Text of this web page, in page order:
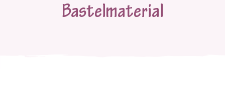
Bastelmaterial